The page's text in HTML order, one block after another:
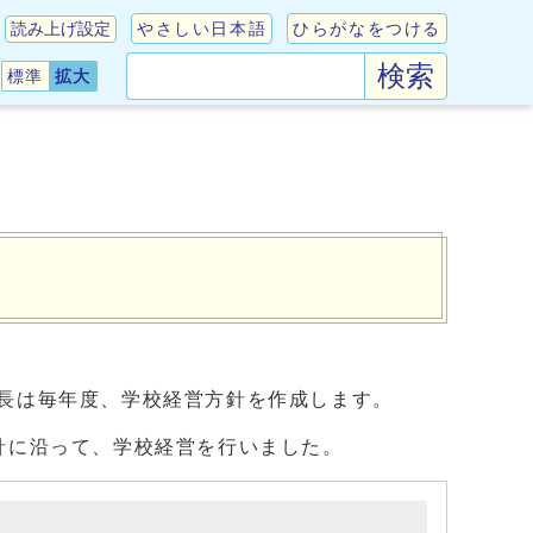
読み上げ設定 やさしい日本語 ひらがなをつける
標準 拡大 検索
毎年度、学校経営方針を作成します。
沿って、学校経営を行いました。